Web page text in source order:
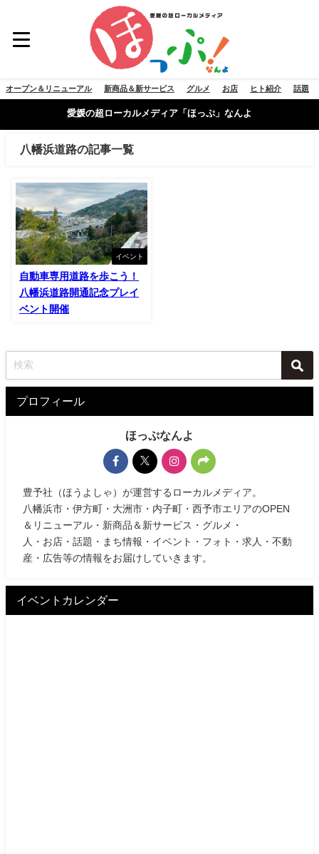
オープン＆リニューアル 新商品＆新サービス グルメ お店 ヒト紹介 話題
愛媛の超ローカルメディア「ほっぷ」なんよ
八幡浜道路の記事一覧
イベント
自動車専用道路を歩こう！
八幡浜道路開通記念プレイ
ベント開催
プロフィール
ほっぷなんよ
豊予社（ほうよしゃ）が運営するローカルメディア。
八幡浜市・伊方町・大洲市・内子町・西予市エリアのOPEN
＆リニューアル・新商品＆新サービス・グルメ・
人・お店・話題・まち情報・イベント・フォト・求人・不動
産・広告等の情報をお届けしていきます。
イベントカレンダー